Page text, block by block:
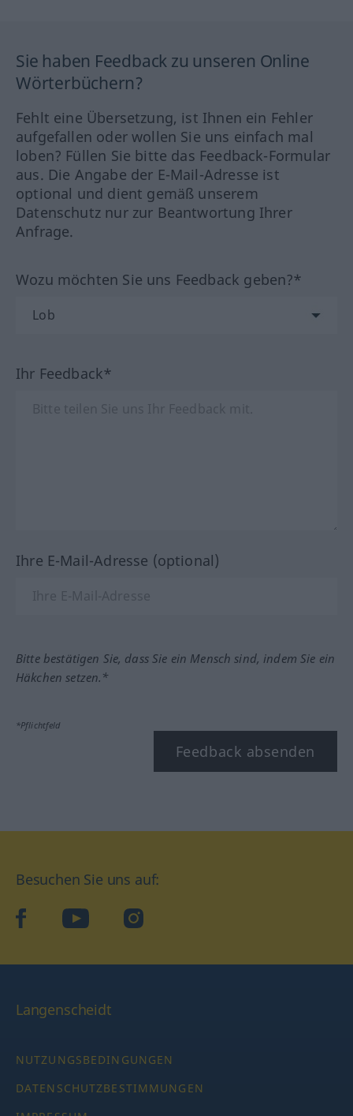
Sie haben Feedback zu unseren Online
Wörterbüchern?
Fehlt eine Übersetzung, ist Ihnen ein Fehler
aufgefallen oder wollen Sie uns einfach mal
loben? Füllen Sie bitte das Feedback-Formular
aus. Die Angabe der E-Mail-Adresse ist
optional und dient gemäß unserem
Datenschutz nur zur Beantwortung Ihrer
Anfrage.
Wozu möchten Sie uns Feedback geben?*
Ihr Feedback*
Ihre E-Mail-Adresse (optional)
Bitte bestätigen Sie, dass Sie ein Mensch sind, indem Sie ein
Häkchen setzen.*
*Pflichtfeld
Feedback absenden
Besuchen Sie uns auf:
facebookYouTube Instagram
Langenscheidt
NUTZUNGSBEDINGUNGEN
DATENSCHUTZBESTIMMUNGEN